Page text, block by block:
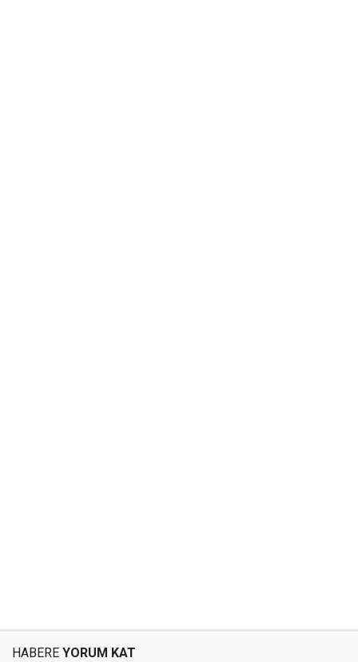
HABERE YORUM KAT